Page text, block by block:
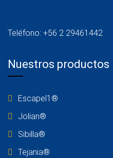
Teléfono: +56 2 29461442
Nuestros productos
Escapel1®
Jolian®
Sibilla®
Tejania®